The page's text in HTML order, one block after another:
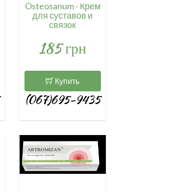
Osteosanum - Крем
для суставов и
связок
(ОстеоСанум) /
4218
185 грн
Купить
(067)695-9435